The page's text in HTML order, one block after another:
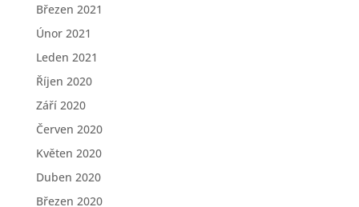
Březen 2021
Únor 2021
Leden 2021
Říjen 2020
Září 2020
Červen 2020
Květen 2020
Duben 2020
Březen 2020